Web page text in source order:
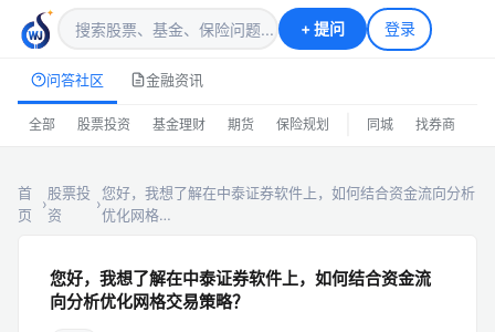
+提问 登录
问答社区 金融资讯
全部 股票投资 基金理财 期货 保险规划 同城 找券商
首
页
›
股票投
资
›
您好，我想了解在中泰证券软件上，如何结合资金流向分析
优化网格…
您好，我想了解在中泰证券软件上，如何结合资金流
向分析优化网格交易策略？